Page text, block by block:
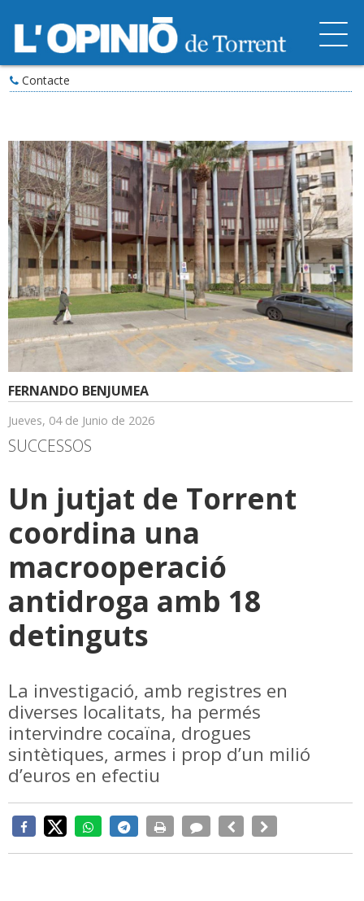
Contacte
FERNANDO BENJUMEA
Jueves, 04 de Junio de 2026
SUCCESSOS
Un jutjat de Torrent
coordina una
macrooperació
antidroga amb 18
detinguts
La investigació, amb registres en
diverses localitats, ha permés
intervindre cocaïna, drogues
sintètiques, armes i prop d’un milió
d’euros en efectiu